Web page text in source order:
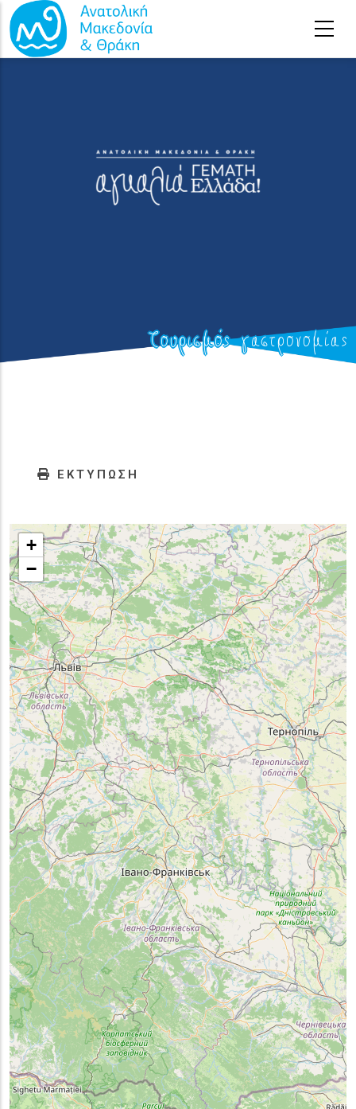
Παράκαμψη προς το κυρίως περιεχόμενο
Τουρισμός γαστρονομίας
ΕΚΤΥΠΩΣΗ
+
−